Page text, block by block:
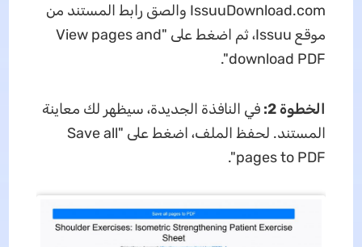
IssuuDownload.com والصق رابط المستند من
موقع Issuu، ثم اضغط على "View pages and
download PDF".
الخطوة 2:
في النافذة الجديدة، سيظهر لك معاينة
المستند. لحفظ الملف، اضغط على "Save all
pages to PDF".